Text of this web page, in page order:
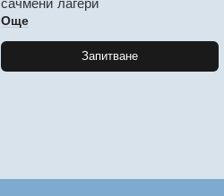
сачмени лагери
Още
Запитване